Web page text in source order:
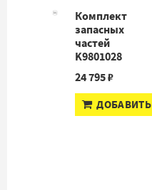
Комплект
запасных
частей
K9801028
24 795 ₽
ДОБАВИТЬ